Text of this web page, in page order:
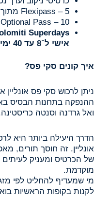
Flexipass – 5 מתוך 6 ימי גלישה
Optional Pass – 10 מתוך 14
Superdays –
אישי ל־8 עד 40 ימי גלישה
איך קונים סקי פס?
ניתן לרכוש סקי פס אונליין
ההנפקה בתחנות הבסיס
ואל גרדנה וסנטה
הדרך היעילה ביותר היא
אונליין. זה חוסך תורים,
של הכרטיס ומעניק
מוקדמת.
מי שמעדיף להחליט לפי מזג
לקנות בקופות הראשיות